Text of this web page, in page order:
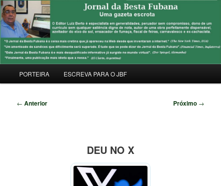
Pular
para
o
conteúdo
principalJORNAL DA BESTA FUBANA
Uma Gazeta Escrota
principal
PORTEIRA ESCREVA PARA O JBF
Navegação
← Anterior Próximo →
DEU NO X